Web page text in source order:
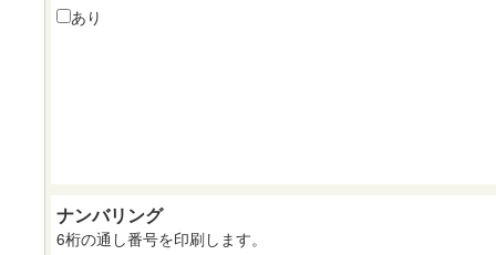
あり
ナンバリング
6桁の通し番号を印刷します。